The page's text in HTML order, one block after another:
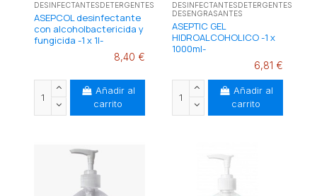
DESINFECTANTESDETERGENTES
ASEPCOL desinfectante
con alcoholbactericida y
fungicida -1 x 1l-
8,40 €
Añadir al
carrito
DESINFECTANTESDETERGENTES
DESENGRASANTES
ASEPTIC GEL
HIDROALCOHOLICO -1 x
1000ml-
6,81 €
Añadir al
carrito